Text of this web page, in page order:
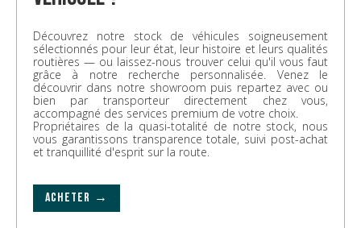
Découvrez notre stock de véhicules soigneusement
sélectionnés pour leur état, leur histoire et leurs qualités
routières — ou laissez-nous trouver celui qu'il vous faut
grâce à notre recherche personnalisée. Venez le
découvrir dans notre showroom puis repartez avec ou
bien par transporteur directement chez vous,
accompagné des services premium de votre choix.
Propriétaires de la quasi-totalité de notre stock, nous
vous garantissons transparence totale, suivi post-achat
et tranquillité d'esprit sur la route.
ACHETER →